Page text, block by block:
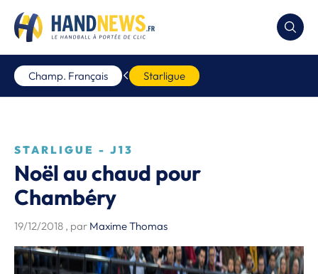
Champ. Français Starligue
STARLIGUE - J13
Noël au chaud pour
Chambéry
19/12/2018 , par Maxime Thomas